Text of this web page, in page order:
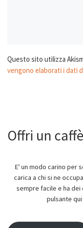
Questo sito utilizza
vengono elaborati i dati
Offri un
E' un modo carino per
carica a chi si ne
sempre facile e ha dei
pulsante